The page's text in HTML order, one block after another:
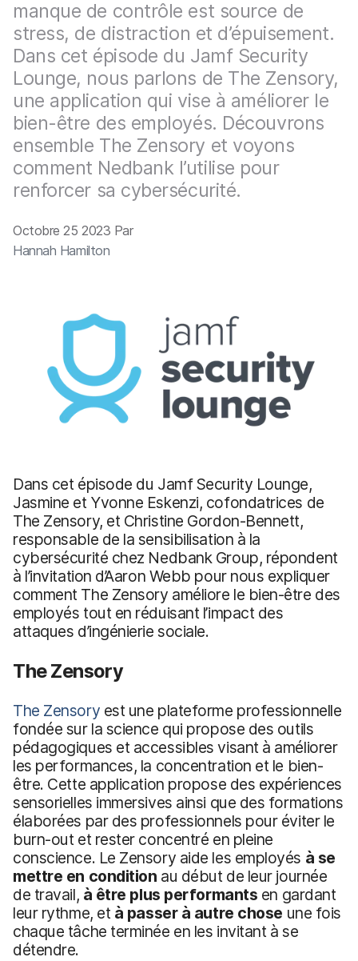
a
l
n
manque de contrôle est source de
stress, de distraction et d’épuisement.
Dans cet épisode du Jamf Security
Lounge, nous parlons de The Zensory,
une application qui vise à améliorer le
bien-être des employés. Découvrons
ensemble The Zensory et voyons
comment Nedbank l’utilise pour
renforcer sa cybersécurité.
Octobre 25 2023 Par
Hannah Hamilton
Dans cet épisode du Jamf Security Lounge,
Jasmine et Yvonne Eskenzi, cofondatrices de
The Zensory, et Christine Gordon-Bennett,
responsable de la sensibilisation à la
cybersécurité chez Nedbank Group, répondent
à l’invitation d’Aaron Webb pour nous expliquer
comment The Zensory améliore le bien-être des
employés tout en réduisant l’impact des
attaques d’ingénierie sociale.
The Zensory
The Zensory est une plateforme professionnelle
fondée sur la science qui propose des outils
pédagogiques et accessibles visant à améliorer
les performances, la concentration et le bien-
être. Cette application propose des expériences
sensorielles immersives ainsi que des formations
élaborées par des professionnels pour éviter le
burn-out et rester concentré en pleine
conscience. Le Zensory aide les employés à se
mettre en condition au début de leur journée
de travail, à être plus performants en gardant
leur rythme, et à passer à autre chose une fois
chaque tâche terminée en les invitant à se
détendre.